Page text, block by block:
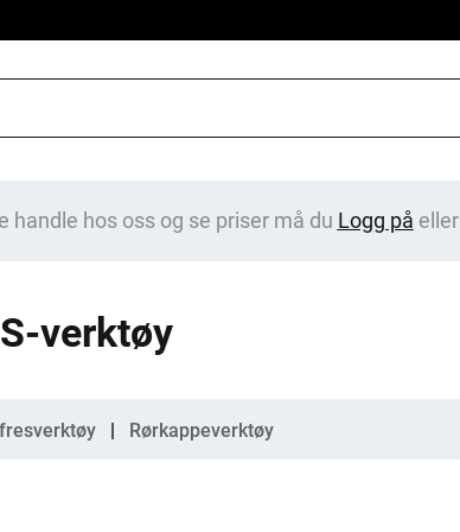
handle hos oss og se priser må du Logg på eller
verktøy
Rørkappeverktøy